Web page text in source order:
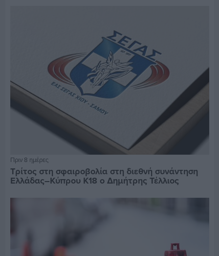
Πριν 8 ημέρες
Τρίτος στη σφαιροβολία στη διεθνή συνάντηση
Ελλάδας–Κύπρου Κ18 ο Δημήτρης Τέλλιος